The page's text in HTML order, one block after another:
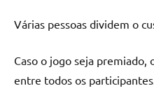
Várias pessoas dividem o
Caso o jogo seja
entre todos os